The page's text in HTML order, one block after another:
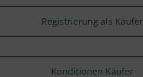
Registrierung als Käufer
Konditionen Käufer